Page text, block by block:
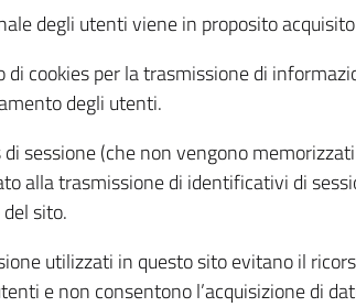
degli utenti viene in proposito
di cookies per la trasmissione di
degli utenti.
di sessione (che non vengono
alla trasmissione di identificativi di
sito.
utilizzati in questo sito evitano il
e non consentono l’acquisizione di